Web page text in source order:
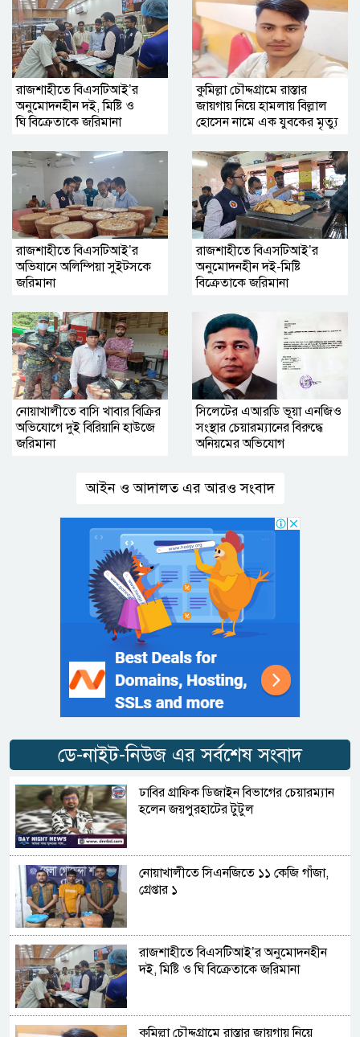
রাজশাহীতে বিএসটিআই’র
অনুমোদনহীন দই, মিষ্টি ও
ঘি বিক্রেতাকে জরিমানা
কুমিল্লা চৌদ্দগ্রামে রাস্তার
জায়গায় নিয়ে হামলায় বিল্লাল
হোসেন নামে এক যুবকের মৃত্যু
রাজশাহীতে বিএসটিআই’র
অভিযানে অলিম্পিয়া সুইটসকে
জরিমানা
রাজশাহীতে বিএসটিআই’র
অনুমোদনহীন দই-মিষ্টি
বিক্রেতাকে জরিমানা
নোয়াখালীতে বাসি খাবার বিক্রির
অভিযোগে দুই বিরিয়ানি হাউজে
জরিমানা
সিলেটের এআরডি ভূয়া এনজিও
সংস্থার চেয়ারম্যানের বিরুদ্ধে
অনিয়মের অভিযোগ
আইন ও আদালত এর আরও সংবাদ
ডে-নাইট-নিউজ এর সর্বশেষ সংবাদ
ঢাবির গ্রাফিক ডিজাইন বিভাগের চেয়ারম্যান
হলেন জয়পুরহাটের টুটুল
নোয়াখালীতে সিএনজিতে ১১ কেজি গাঁজা,
গ্রেপ্তার ১
রাজশাহীতে বিএসটিআই’র অনুমোদনহীন
দই, মিষ্টি ও ঘি বিক্রেতাকে জরিমানা
কুমিল্লা চৌদ্দগ্রামে রাস্তার জায়গায় নিয়ে